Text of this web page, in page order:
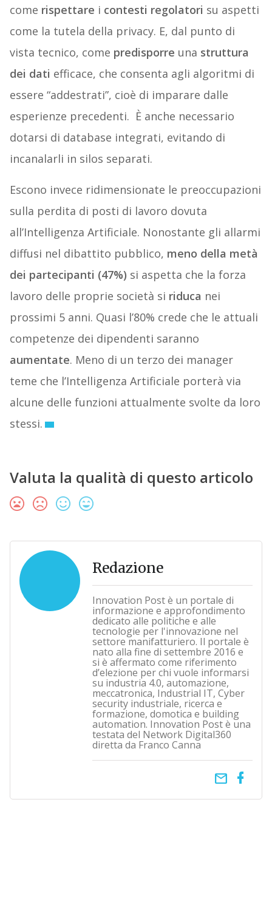
come rispettare i contesti regolatori su aspetti
come la tutela della privacy. E, dal punto di
vista tecnico, come predisporre una struttura
dei dati efficace, che consenta agli algoritmi di
essere “addestrati”, cioè di imparare dalle
esperienze precedenti. È anche necessario
dotarsi di database integrati, evitando di
incanalarli in silos separati.
Escono invece ridimensionate le preoccupazioni
sulla perdita di posti di lavoro dovuta
all’Intelligenza Artificiale. Nonostante gli allarmi
diffusi nel dibattito pubblico, meno della metà
dei partecipanti (47%) si aspetta che la forza
lavoro delle proprie società si riduca nei
prossimi 5 anni. Quasi l’80% crede che le attuali
competenze dei dipendenti saranno
aumentate. Meno di un terzo dei manager
teme che l’Intelligenza Artificiale porterà via
alcune delle funzioni attualmente svolte da loro
stessi.
Valuta la qualità di questo articolo
Redazione
Innovation Post è un portale di
informazione e approfondimento
dedicato alle politiche e alle
tecnologie per l'innovazione nel
settore manifatturiero. Il portale è
nato alla fine di settembre 2016 e
si è affermato come riferimento
d’elezione per chi vuole informarsi
su industria 4.0, automazione,
meccatronica, Industrial IT, Cyber
security industriale, ricerca e
formazione, domotica e building
automation. Innovation Post è una
testata del Network Digital360
diretta da Franco Canna
email